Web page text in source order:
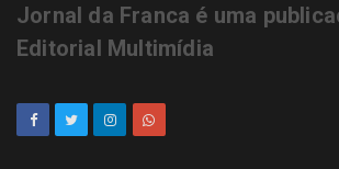
Jornal da Franca é uma
Editorial Multimídia